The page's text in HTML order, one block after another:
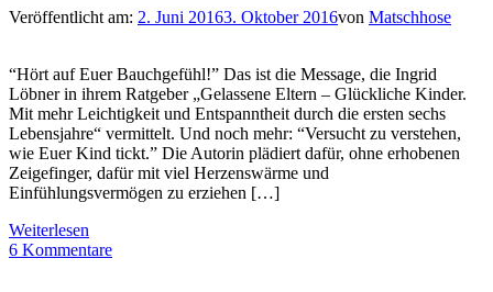
Veröffentlicht am: 2. Juni 20163. Oktober 2016von Matschhose
“Hört auf Euer Bauchgefühl!” Das ist die Message, die Ingrid
Löbner in ihrem Ratgeber „Gelassene Eltern – Glückliche Kinder.
Mit mehr Leichtigkeit und Entspanntheit durch die ersten sechs
Lebensjahre“ vermittelt. Und noch mehr: “Versucht zu verstehen,
wie Euer Kind tickt.” Die Autorin plädiert dafür, ohne erhobenen
Zeigefinger, dafür mit viel Herzenswärme und
Einfühlungsvermögen zu erziehen […]
Weiterlesen
6 Kommentare